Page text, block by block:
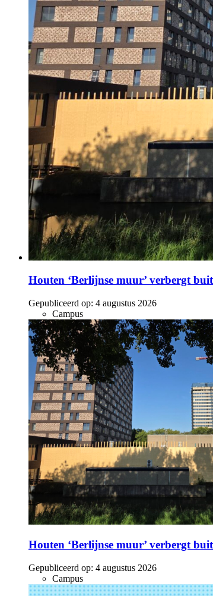
Houten ‘Berlijnse muur’ verbergt
Gepubliceerd op: 4 augustus 2026
Campus
Houten ‘Berlijnse muur’ verbergt
Gepubliceerd op: 4 augustus 2026
Campus